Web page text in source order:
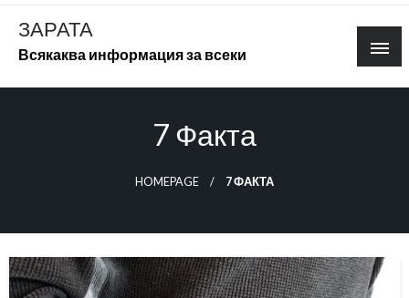
Skip
content
ЗАРАТА
Всякаква информация за всеки
7 Факта
HOMEPAGE 7 ФАКТА